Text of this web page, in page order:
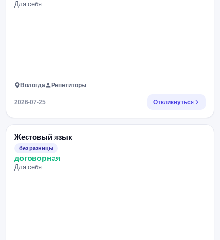
Для себя
Вологда Репетиторы
2026-07-25 Откликнуться
Жестовый язык
без разницы
договорная
Для себя